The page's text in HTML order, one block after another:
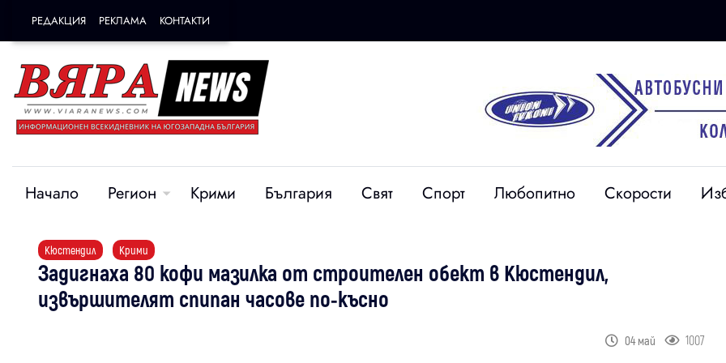
РЕДАКЦИЯ РЕКЛАМА КОНТАКТИ
Начало Регион Крими България Свят Спорт Любопитно Скорости
Кюстендил Крими
Задигнаха 80 кофи мазилка от строителен обект в Кюстендил,
извършителят спипан часове по-късно
04 май 1007